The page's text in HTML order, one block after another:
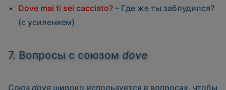
Dove mai ti sei cacciato? – Где же ты заблудился?
(с усилением)
7. Вопросы с союзом dove
Союз dove широко используется в вопросах, чтобы